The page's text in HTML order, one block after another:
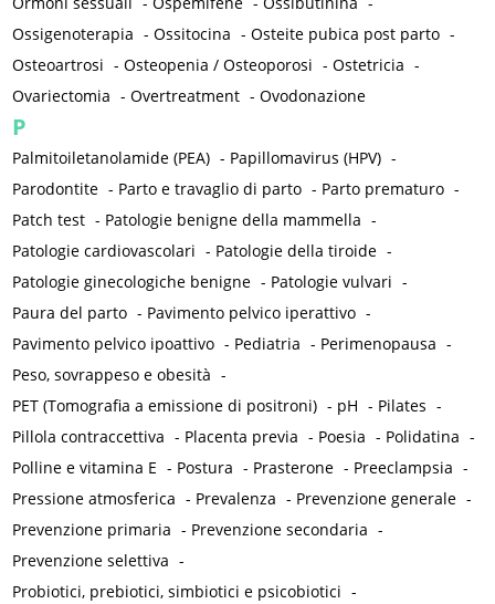
Ossigenoterapia -Ossitocina -Osteite pubica post parto -
Osteoartrosi -Osteopenia / Osteoporosi -Ostetricia -
Ovariectomia -Overtreatment -Ovodonazione
P
Palmitoiletanolamide (PEA) - Papillomavirus (HPV) -
Parodontite - Parto e travaglio di parto - Parto prematuro -
Patch test - Patologie benigne della mammella -
Patologie cardiovascolari - Patologie della tiroide -
Patologie ginecologiche benigne - Patologie vulvari -
Paura del parto - Pavimento pelvico iperattivo -
Pavimento pelvico ipoattivo - Pediatria - Perimenopausa -
Peso, sovrappeso e obesità -
PET (Tomografia a emissione di positroni) - pH - Pilates -
Pillola contraccettiva - Placenta previa - Poesia - Polidatina -
Polline e vitamina E - Postura - Prasterone - Preeclampsia -
Pressione atmosferica - Prevalenza - Prevenzione generale -
Prevenzione primaria - Prevenzione secondaria -
Prevenzione selettiva -
Probiotici, prebiotici, simbiotici e psicobiotici -